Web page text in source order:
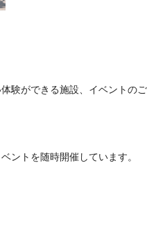
験ができる施設、イベントのご
ントを随時開催しています。